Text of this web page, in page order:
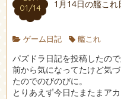
01/14 1月14日の艦これ
ゲーム日記 艦これ
パズドラ日記を投稿したので
前から気になってたけど気
たのでのびのびに。
とりあえず今日たまたまア